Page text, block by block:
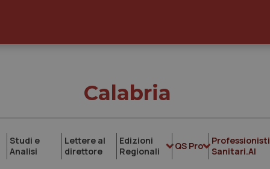
Calabria
Studi e
Analisi
Lettere al
direttore
Edizioni
Regionali
QS Pro
Professionisti
Sanitari.AI